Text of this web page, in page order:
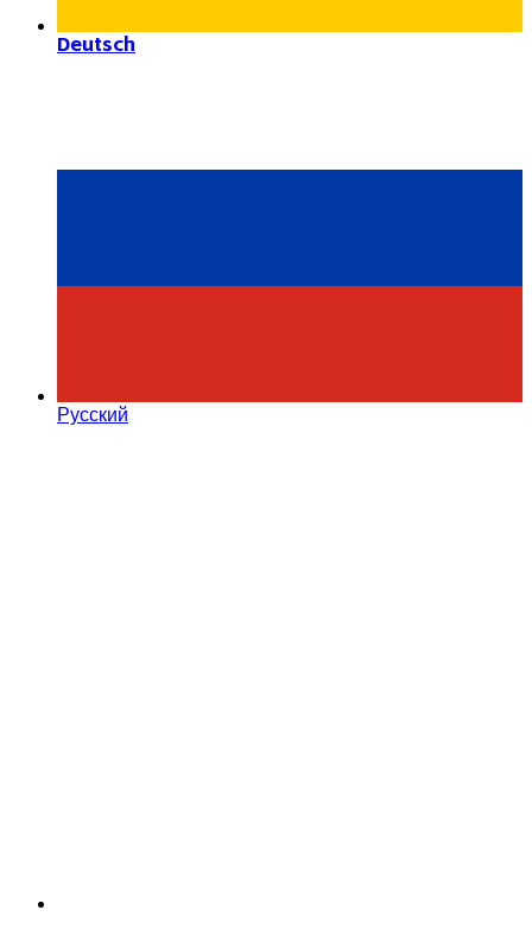
Deutsch
Русский